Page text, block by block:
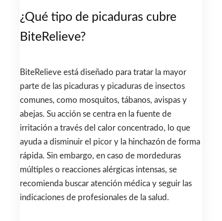
¿Qué tipo de picaduras cubre
BiteRelieve?
BiteRelieve está diseñado para tratar la mayor
parte de las picaduras y picaduras de insectos
comunes, como mosquitos, tábanos, avispas y
abejas. Su acción se centra en la fuente de
irritación a través del calor concentrado, lo que
ayuda a disminuir el picor y la hinchazón de forma
rápida. Sin embargo, en caso de mordeduras
múltiples o reacciones alérgicas intensas, se
recomienda buscar atención médica y seguir las
indicaciones de profesionales de la salud.